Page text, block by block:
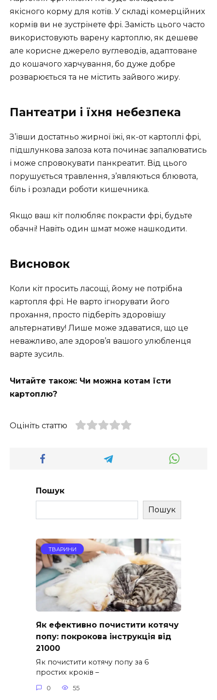
якісного корму для котів. У складі комерційних
кормів ви не зустрінете фрі. Замість цього часто
використовують варену картоплю, як дешеве
але корисне джерело вуглеводів, адаптоване
до кошачого харчування, бо дуже добре
розварюється та не містить зайвого жиру.
Пантеатри і їхня небезпека
З’ївши достатньо жирної їжі, як-от картоплі фрі,
підшлункова залоза кота починає запалюватись
і може спровокувати панкреатит. Від цього
порушується травлення, з’являються блювота,
біль і розлади роботи кишечника.
Якщо ваш кіт полюбляє покрасти фрі, будьте
обачні! Навіть один шмат може нашкодити.
Висновок
Коли кіт просить ласощі, йому не потрібна
картопля фрі. Не варто ігнорувати його
прохання, просто підберіть здоровішу
альтернативу! Лише може здаватися, що це
неважливо, але здоров’я вашого улюбленця
варте зусиль.
Читайте також: Чи можна котам їсти
картоплю?
Оцініть статтю
Пошук
Пошук
ТВАРИНИ
Як ефективно почистити котячу
попу: покрокова інструкція від
21000
Як почистити котячу попу за 6
простих кроків –
0 55